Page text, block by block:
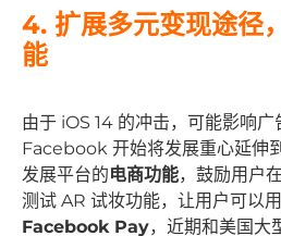
4. 扩展多元变现途径
能
由于 iOS 14 的冲击，可能影响
Facebook 开始将发展重心延伸
发展平台的电商功能，鼓励用户
测试 AR 试妆功能，让用户可以
Facebook Pay，近期和美国大